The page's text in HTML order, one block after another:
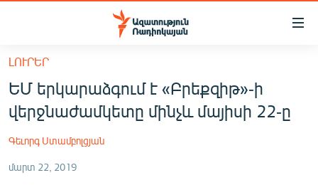
Մատչելիության
հիմնական
բովանդակությանը
Անցնել
հիմնական
մենյուին
ՀԱՅԱՍՏԱՆ
ՔԱՂԱՔԱԿԱՆ
ԸՆՏՐՈՒԹՅՈՒՆՆԵՐ 2026
ԻՐԱՎՈՒՆՔ
ԼՈՒՐԵՐ
ԵՄ երկարաձգում է «Բրեքզիթ»-ի
վերջնաժամկետը մինչև մայիսի 22-ը
Գեւորգ Ստամբոլցյան
մարտ 22, 2019